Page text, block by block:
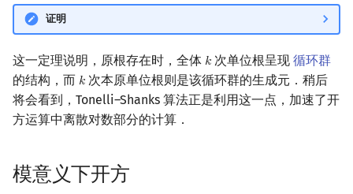
证明
这一定理说明，原根存在时，全体 𝑘
k 次单位根呈现循环群
的结构，而 𝑘
k 次本原单位根则是该循环群的生成元．稍后
将会看到，Tonelli–Shanks 算法正是利用这一点，加速了开
方运算中离散对数部分的计算．
模意义下开方